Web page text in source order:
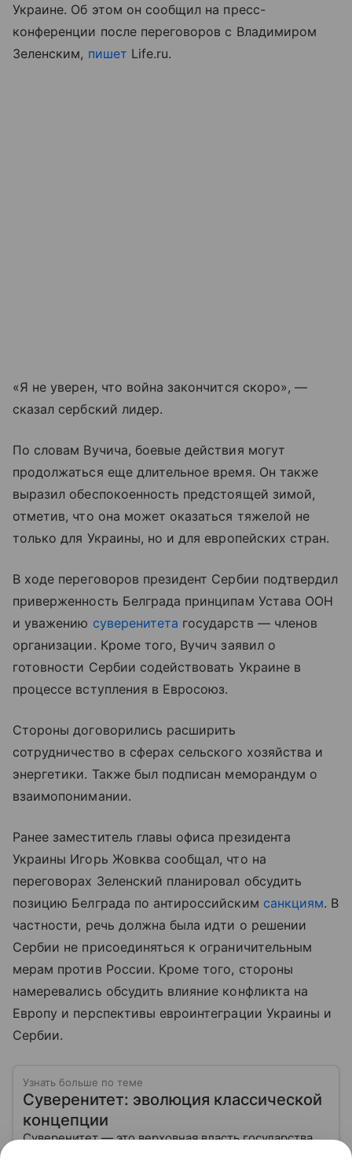
Украине. Об этом он сообщил на пресс-
конференции после переговоров с Владимиром
Зеленским, пишет Life.ru.
«Я не уверен, что война закончится скоро», —
сказал сербский лидер.
По словам Вучича, боевые действия могут
продолжаться еще длительное время. Он также
выразил обеспокоенность предстоящей зимой,
отметив, что она может оказаться тяжелой не
только для Украины, но и для европейских стран.
В ходе переговоров президент Сербии подтвердил
приверженность Белграда принципам Устава ООН
и уважению суверенитета государств — членов
организации. Кроме того, Вучич заявил о
готовности Сербии содействовать Украине в
процессе вступления в Евросоюз.
Стороны договорились расширить
сотрудничество в сферах сельского хозяйства и
энергетики. Также был подписан меморандум о
взаимопонимании.
Ранее заместитель главы офиса президента
Украины Игорь Жовква сообщал, что на
переговорах Зеленский планировал обсудить
позицию Белграда по антироссийским санкциям. В
частности, речь должна была идти о решении
Сербии не присоединяться к ограничительным
мерам против России. Кроме того, стороны
намеревались обсудить влияние конфликта на
Европу и перспективы евроинтеграции Украины и
Сербии.
Узнать больше по теме
Суверенитет: эволюция классической
концепции
Суверенитет — это верховная власть государства